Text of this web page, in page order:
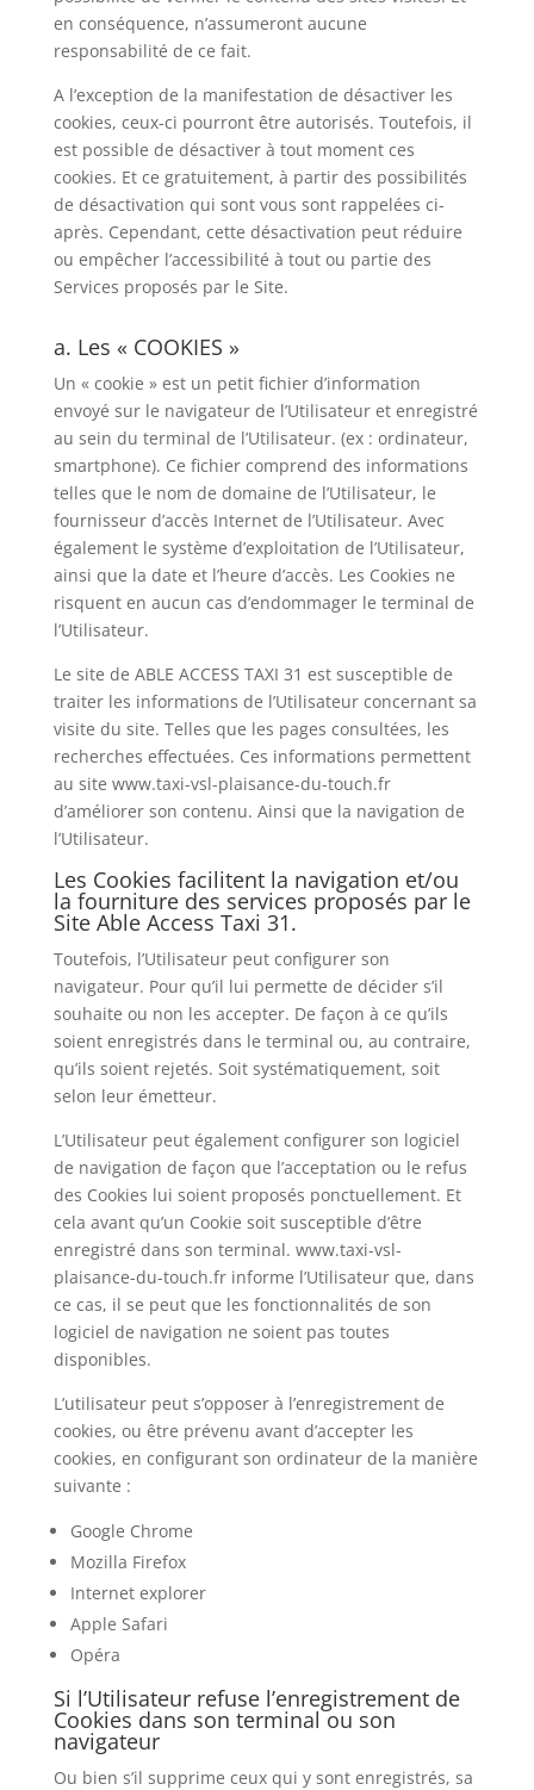
en conséquence, n’assumeront aucune
responsabilité de ce fait.
A l’exception de la manifestation de désactiver les
cookies, ceux-ci pourront être autorisés. Toutefois, il
est possible de désactiver à tout moment ces
cookies. Et ce gratuitement, à partir des possibilités
de désactivation qui sont vous sont rappelées ci-
après. Cependant, cette désactivation peut réduire
ou empêcher l’accessibilité à tout ou partie des
Services proposés par le Site.
a. Les « COOKIES »
Un « cookie » est un petit fichier d’information
envoyé sur le navigateur de l’Utilisateur et enregistré
au sein du terminal de l’Utilisateur. (ex : ordinateur,
smartphone). Ce fichier comprend des informations
telles que le nom de domaine de l’Utilisateur, le
fournisseur d’accès Internet de l’Utilisateur. Avec
également le système d’exploitation de l’Utilisateur,
ainsi que la date et l’heure d’accès. Les Cookies ne
risquent en aucun cas d’endommager le terminal de
l’Utilisateur.
Le site de ABLE ACCESS TAXI 31 est susceptible de
traiter les informations de l’Utilisateur concernant sa
visite du site. Telles que les pages consultées, les
recherches effectuées. Ces informations permettent
au site www.taxi-vsl-plaisance-du-touch.fr
d’améliorer son contenu. Ainsi que la navigation de
l’Utilisateur.
Les Cookies facilitent la navigation et/ou
la fourniture des services proposés par le
Site Able Access Taxi 31.
Toutefois, l’Utilisateur peut configurer son
navigateur. Pour qu’il lui permette de décider s’il
souhaite ou non les accepter. De façon à ce qu’ils
soient enregistrés dans le terminal ou, au contraire,
qu’ils soient rejetés. Soit systématiquement, soit
selon leur émetteur.
L’Utilisateur peut également configurer son logiciel
de navigation de façon que l’acceptation ou le refus
des Cookies lui soient proposés ponctuellement. Et
cela avant qu’un Cookie soit susceptible d’être
enregistré dans son terminal. www.taxi-vsl-
plaisance-du-touch.fr informe l’Utilisateur que, dans
ce cas, il se peut que les fonctionnalités de son
logiciel de navigation ne soient pas toutes
disponibles.
L’utilisateur peut s’opposer à l’enregistrement de
cookies, ou être prévenu avant d’accepter les
cookies, en configurant son ordinateur de la manière
suivante :
Google Chrome
Mozilla Firefox
Internet explorer
Apple Safari
Opéra
Si l’Utilisateur refuse l’enregistrement de
Cookies dans son terminal ou son
navigateur
Ou bien s’il supprime ceux qui y sont enregistrés, sa